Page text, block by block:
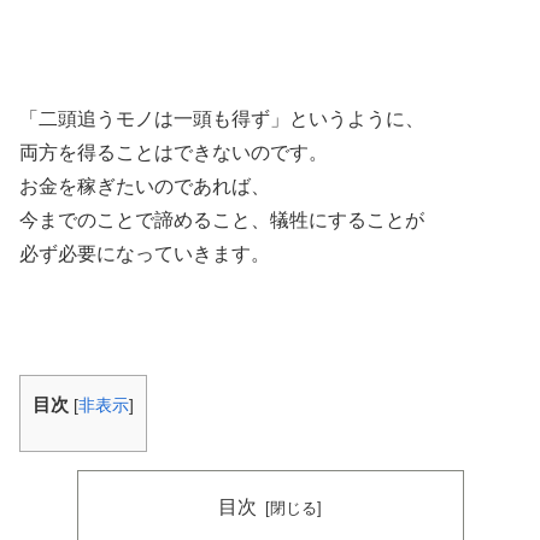
「二頭追うモノは一頭も得ず」というように、
両方を得ることはできないのです。
お金を稼ぎたいのであれば、
今までのことで諦めること、犠牲にすることが
必ず必要になっていきます。
目次 [非表示]
目次